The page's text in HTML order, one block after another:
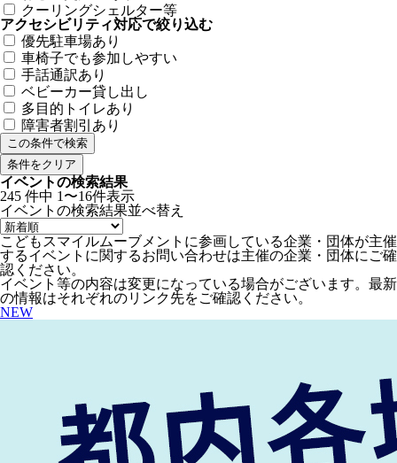
クーリングシェルター等
アクセシビリティ対応で絞り込む
優先駐車場あり
車椅子でも参加しやすい
手話通訳あり
ベビーカー貸し出し
多目的トイレあり
障害者割引あり
条件をクリア
イベントの検索結果
245 件中 1〜16件表示
イベントの検索結果並べ替え
こどもスマイルムーブメントに参画している企業・団体が主催
するイベントに関するお問い合わせは主催の企業・団体にご確
認ください。
イベント等の内容は変更になっている場合がございます。最新
の情報はそれぞれのリンク先をご確認ください。
NEW